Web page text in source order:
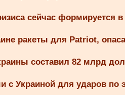
сейчас формируется
ракеты для Patriot,
составил 82 млрд
для ударов по